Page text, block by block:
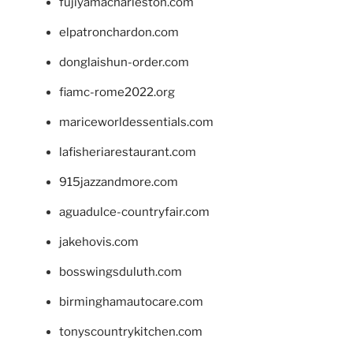
elpatronchardon.com
donglaishun-order.com
fiamc-rome2022.org
mariceworldessentials.com
lafisheriarestaurant.com
915jazzandmore.com
aguadulce-countryfair.com
jakehovis.com
bosswingsduluth.com
birminghamautocare.com
tonyscountrykitchen.com